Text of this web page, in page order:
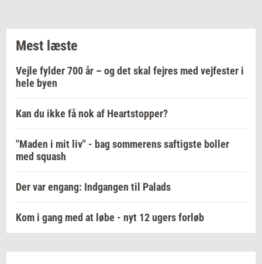
Mest læste
Vejle fylder 700 år – og det skal fejres med vejfester i
hele byen
Kan du ikke få nok af Heartstopper?
"Maden i mit liv" - bag sommerens saftigste boller
med squash
Der var engang: Indgangen til Palads
Kom i gang med at løbe - nyt 12 ugers forløb